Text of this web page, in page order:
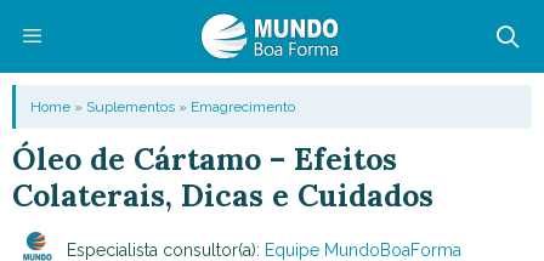
conteúdo
Menu
Home » Suplementos » Emagrecimento
Óleo de Cártamo – Efeitos
Colaterais, Dicas e Cuidados
Especialista consultor(a): Equipe MundoBoaForma